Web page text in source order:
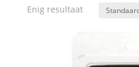
Enig resultaat